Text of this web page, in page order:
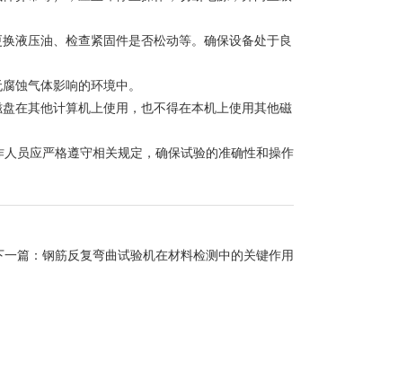
压油、检查紧固件是否松动等。确保设备处于良
蚀气体影响的环境中。
其他计算机上使用，也不得在本机上使用其他磁
员应严格遵守相关规定，确保试验的准确性和操作
一篇： 钢筋反复弯曲试验机在材料检测中的关键作用